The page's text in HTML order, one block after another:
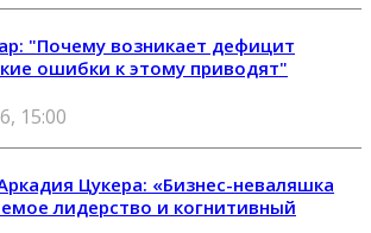
"Почему возникает дефицит
ошибки к этому приводят"
15:00
Цукера: «Бизнес-неваляшка
лидерство и когнитивный